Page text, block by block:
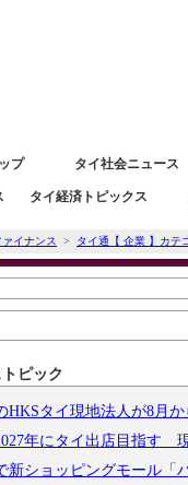
プ タイ社会ニュース
タイ経済トピックス
ァイナンス > タイ通【 企業 】カテ
ピック
HKSタイ現地法人が8月
年にタイ出店目指す
新ショッピングモール「